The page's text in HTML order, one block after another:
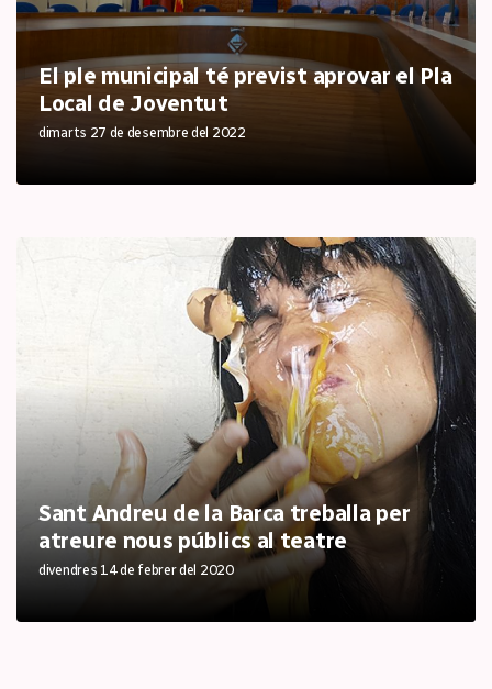
El ple municipal té previst aprovar el Pla
Local de Joventut
dimarts 27 de desembre del 2022
Sant Andreu de la Barca treballa per
atreure nous públics al teatre
divendres 14 de febrer del 2020